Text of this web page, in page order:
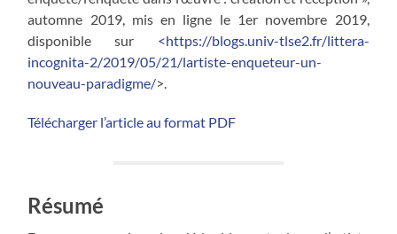
automne 2019, mis en ligne le 1er novembre 2019,
disponible sur <https://blogs.univ-tlse2.fr/littera-
incognita-2/2019/05/21/lartiste-enqueteur-un-
nouveau-paradigme/>.
Télécharger l’article au format PDF
Résumé